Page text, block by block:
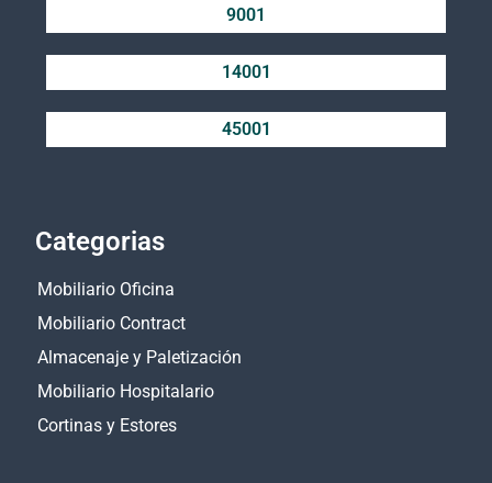
9001
14001
45001
Categorias
Mobiliario Oficina
Mobiliario Contract
Almacenaje y Paletización
Mobiliario Hospitalario
Cortinas y Estores